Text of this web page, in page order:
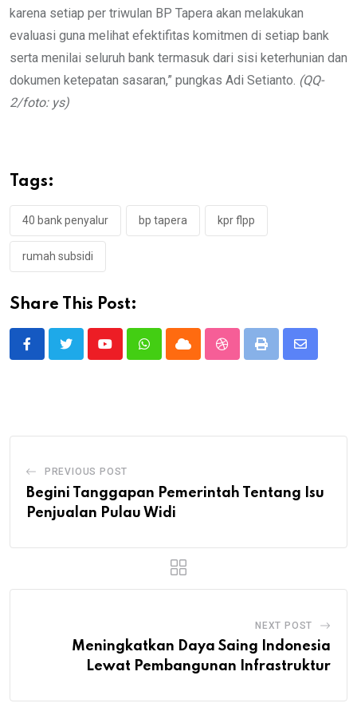
karena setiap per triwulan BP Tapera akan melakukan
evaluasi guna melihat efektifitas komitmen di setiap bank
serta menilai seluruh bank termasuk dari sisi keterhunian dan
dokumen ketepatan sasaran,” pungkas Adi Setianto. (QQ-
2/foto: ys)
Tags:
40 bank penyalur bp tapera kpr flpp
rumah subsidi
Share This Post:
YoutubeWhatsappCloud StumbleUpon
Print
Share
PREVIOUS POST
Begini Tanggapan Pemerintah Tentang Isu
Penjualan Pulau Widi
NEXT POST
Meningkatkan Daya Saing Indonesia
Lewat Pembangunan Infrastruktur